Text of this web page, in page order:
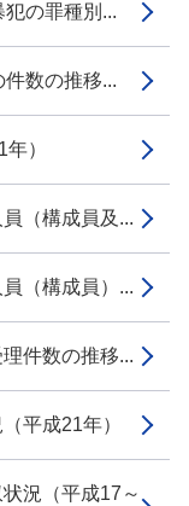
の罪種別...
数の推移...
）
（構成員及...
（構成員）...
件数の推移...
平成21年）
況（平成17～